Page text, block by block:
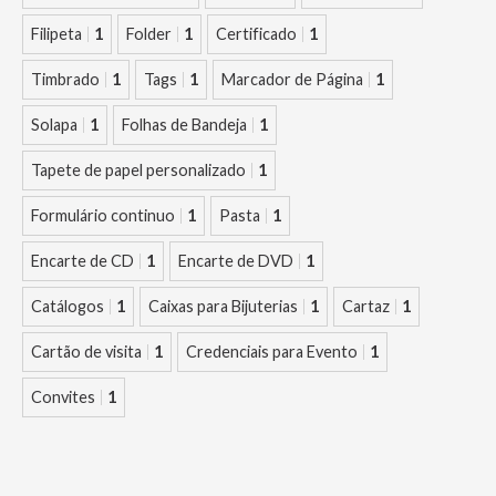
Filipeta 1 Folder 1 Certificado 1
Timbrado 1 Tags 1 Marcador de Página 1
Solapa 1 Folhas de Bandeja 1
Tapete de papel personalizado 1
Formulário continuo 1 Pasta 1
Encarte de CD 1 Encarte de DVD 1
Catálogos 1 Caixas para Bijuterias 1 Cartaz 1
Cartão de visita 1 Credenciais para Evento 1
Convites 1